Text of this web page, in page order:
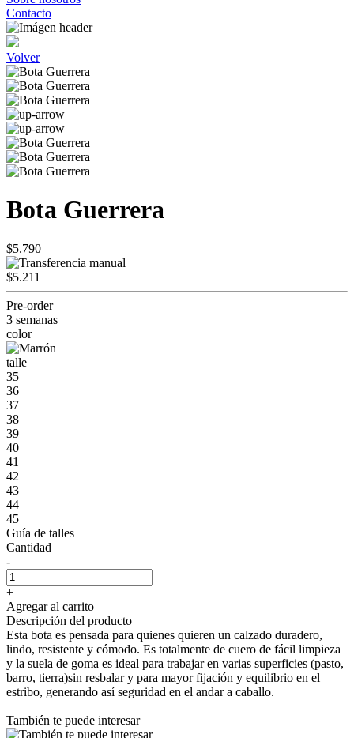
Contacto
Volver
Bota Guerrera
$5.790
$5.211
Pre-order
3 semanas
color
talle
35
36
37
38
39
40
41
42
43
44
45
Guía de talles
Cantidad
-
+
Agregar al carrito
Descripción del producto
Esta bota es pensada para quienes quieren un calzado duradero,
lindo, resistente y cómodo. Es totalmente de cuero de fácil limpieza
y la suela de goma es ideal para trabajar en varias superficies (pasto,
barro, tierra)sin resbalar y para mayor fijación y equilibrio en el
estribo, generando así seguridad en el andar a caballo.
También te puede interesar